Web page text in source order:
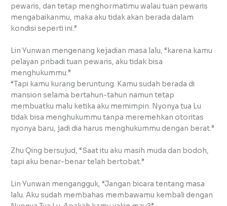
pewaris, dan tetap menghormatimu walau tuan pewaris
mengabaikanmu, maka aku tidak akan berada dalam
kondisi seperti ini.”
Lin Yunwan mengenang kejadian masa lalu, “karena kamu
pelayan pribadi tuan pewaris, aku tidak bisa
menghukummu.”
“Tapi kamu kurang beruntung. Kamu sudah berada di
mansion selama bertahun-tahun namun tetap
membuatku malu ketika aku memimpin. Nyonya tua Lu
tidak bisa menghukummu tanpa meremehkan otoritas
nyonya baru, jadi dia harus menghukummu dengan berat.”
Zhu Qing bersujud, “Saat itu aku masih muda dan bodoh,
tapi aku benar-benar telah bertobat.”
Lin Yunwan mengangguk, “Jangan bicara tentang masa
lalu. Aku sudah membahas membawamu kembali dengan